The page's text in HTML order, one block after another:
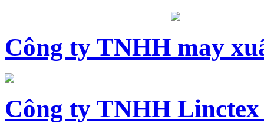
Công ty TNHH may
Công ty TNHH Linctex